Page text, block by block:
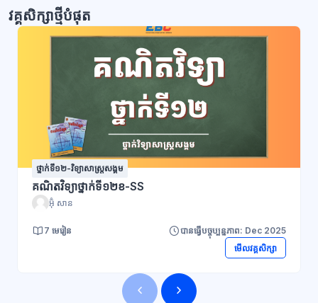
វគ្គសិក្សាថ្មីបំផុត
ថ្នាក់ទី១២-វិទ្យាសាស្ដ្រសង្គម
គណិតវិទ្យាថ្នាក់ទី១២ខ-SS
អ៊ុំ សាន
7 មេរៀន
បានធ្វើបច្ចុប្បន្នភាព: Dec 2025
មើលវគ្គសិក្សា